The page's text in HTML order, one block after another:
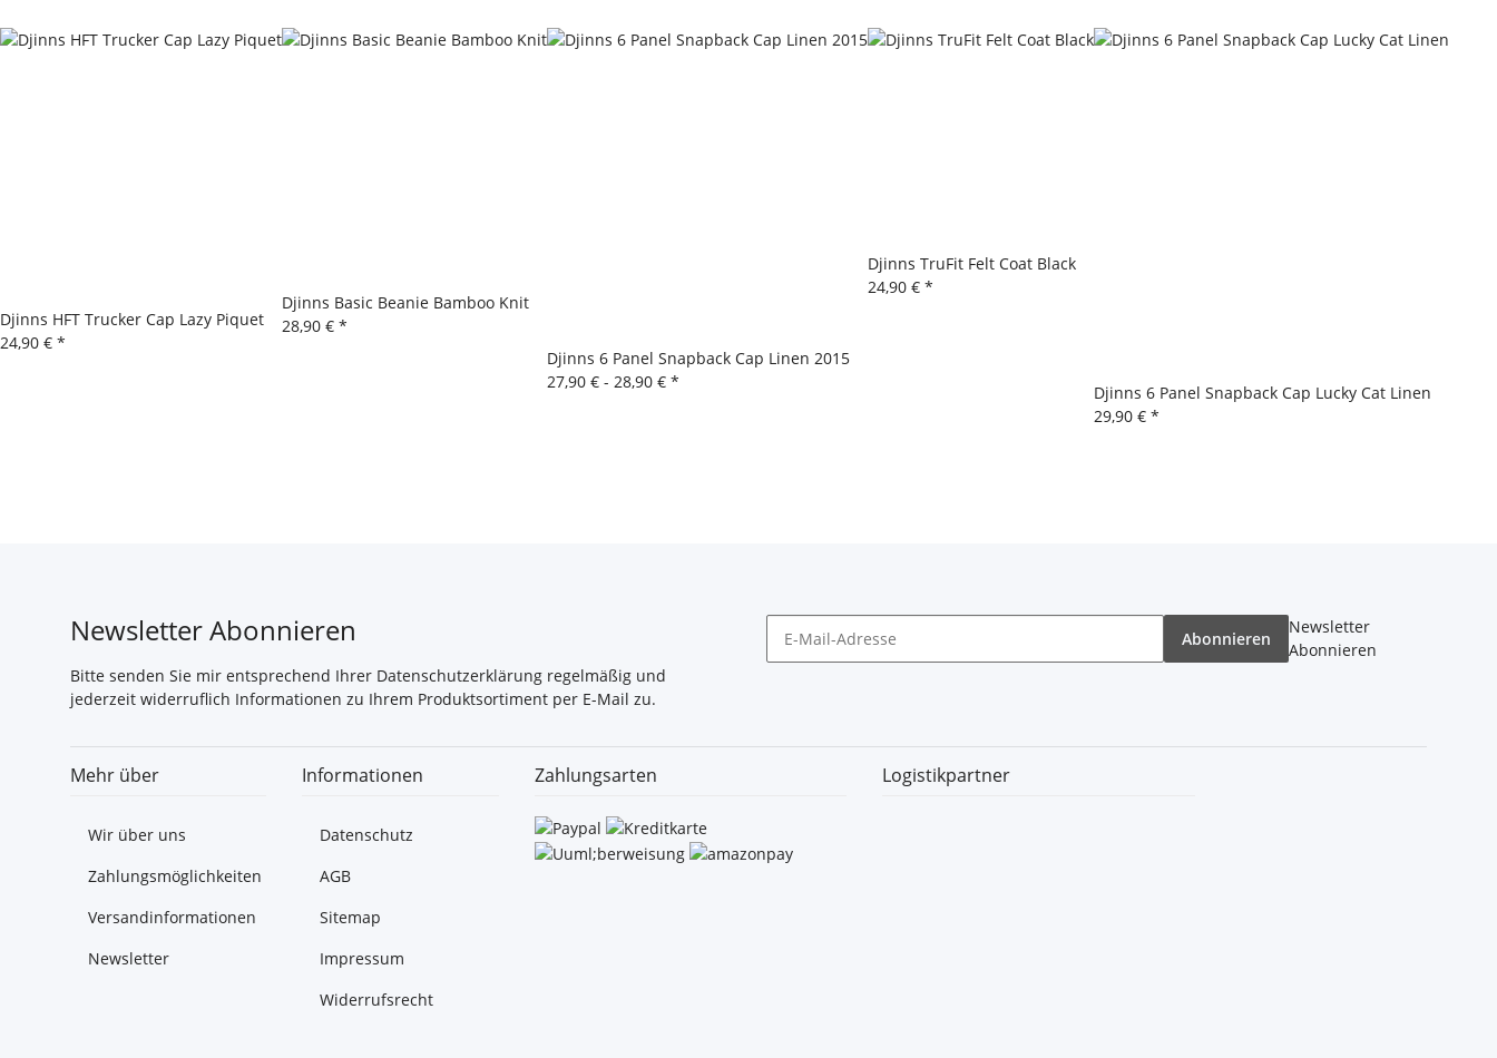
Djinns HFT Trucker Cap Lazy Piquet
24,90 € *
Djinns Basic Beanie Bamboo Knit
28,90 € *
Djinns 6 Panel Snapback Cap Linen 2015
27,90 € - 28,90 € *
Djinns TruFit Felt Coat Black
24,90 € *
Djinns 6 Panel Snapback Cap Lucky Cat Linen
29,90 € *
Newsletter Abonnieren
Bitte senden Sie mir entsprechend Ihrer Datenschutzerklärung regelmäßig und
jederzeit widerruflich Informationen zu Ihrem Produktsortiment per E-Mail zu.
Abonnieren
Newsletter
Abonnieren
Mehr über
Wir über uns
Zahlungsmöglichkeiten
Versandinformationen
Newsletter
Informationen
Datenschutz
AGB
Sitemap
Impressum
Widerrufsrecht
Zahlungsarten Logistikpartner